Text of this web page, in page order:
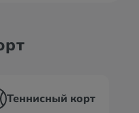
Теннисный корт